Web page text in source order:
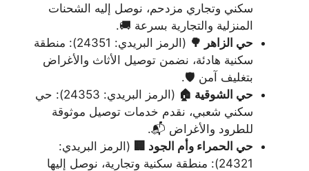
سكني وتجاري مزدحم، نوصل إليه الشحنات
المنزلية والتجارية بسرعة 🚚.
حي الزاهر 🌳
(الرمز البريدي: 24351): منطقة
سكنية هادئة، نضمن توصيل الأثاث والأغراض
بتغليف آمن 🛡️.
حي الشوقية 🏠
(الرمز البريدي: 24353): حي
سكني شعبي، نقدم خدمات توصيل موثوقة
للطرود والأغراض 📬.
حي الحمراء وأم الجود 🏢 (الرمز البريدي:
24321): منطقة سكنية وتجارية، نوصل إليها